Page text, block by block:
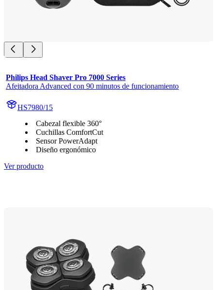
Philips Head Shaver Pro 7000 Series
Afeitadora Advanced con 90 minutos de funcionamiento
HS7980/15
Cabezal flexible 360°
Cuchillas ComfortCut
Sensor PowerAdapt
Diseño ergonómico
Ver producto